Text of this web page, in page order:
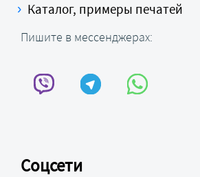
Каталог, примеры печатей
Пишите в мессенджерах:
Соцсети